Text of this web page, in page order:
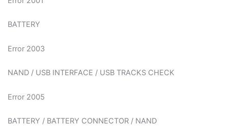
BATTERY
Error 2003
NAND / USB INTERFACE / USB TRACKS CHECK
Error 2005
BATTERY / BATTERY CONNECTOR / NAND